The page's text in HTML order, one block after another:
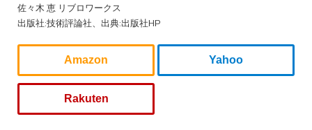
佐々木 恵 リブロワークス
出版社:技術評論社、出典:出版社HP
Amazon Yahoo
Rakuten